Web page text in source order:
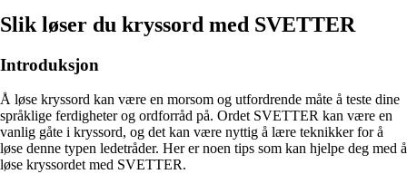
Slik løser du kryssord med SVETTER
Introduksjon
Å løse kryssord kan være en morsom og utfordrende måte å teste dine
språklige ferdigheter og ordforråd på. Ordet SVETTER kan være en
vanlig gåte i kryssord, og det kan være nyttig å lære teknikker for å
løse denne typen ledetråder. Her er noen tips som kan hjelpe deg med å
løse kryssordet med SVETTER.